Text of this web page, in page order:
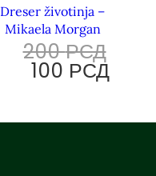
Dreser životinja –
Mikaela Morgan
200РСД
100 РСД